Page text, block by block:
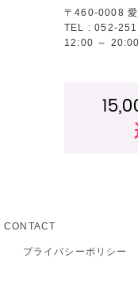
〒460-0008
TEL : 052-
12:00 ～
CONTACT
プライバシーポリシー